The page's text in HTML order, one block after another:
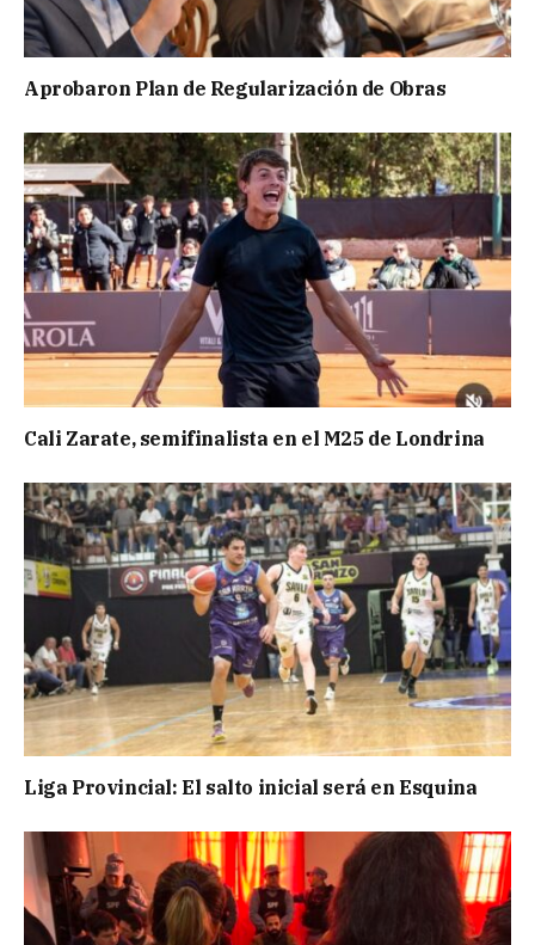
Aprobaron Plan de Regularización de Obras
Cali Zarate, semifinalista en el M25 de Londrina
Liga Provincial: El salto inicial será en Esquina